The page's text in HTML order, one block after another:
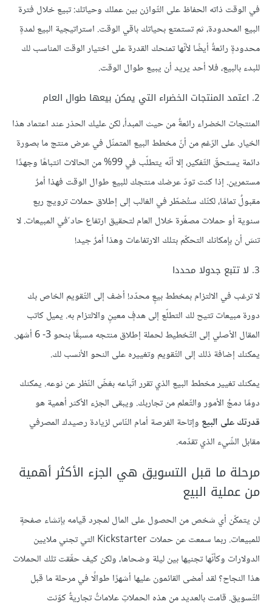
في الوقت ذاته الحفاظ على التّوازن بين عملك وحياتك: تبيع خلال فترة
البيع المحدودة، ثم تستمتع بحياتك باقي الوقت. استراتيجية البيع لمدةٍ
محدودةٍ رائعةٌ أيضًا لأنّها تمنحك القدرة على اختيار الوقت المناسب لك
للبدء بالبيع، فلا أحد يريد أن يبيع طوال الوقت.
2. اعتمد المنتجات الخضراء التي يمكن بيعها طوال العام
المنتجات الخضراء رائعةٌ من حيث المبدأ، لكن عليك الحذر عند اعتماد هذا
الخيار. على الرّغم من أنّ مخطط البيع المتمثّل في عرض منتج ما بصورة
دائمة يستحقّ التّفكير، إلا أنّه يتطلّب في 99% من الحالات انتباهًا وجهدًا
مستمرين. إذا كنت تودّ عرضك منتجك للبيع طوال الوقت فهذا أمرٌ
مقبولٌ تمامًا، لكنّك ستُضطّر في الغالب إلى إطلاق حملات ترويج ربع
سنوية أو حملات مصغّرة خلال العام لتحقيق ارتفاع حاد ّفي المبيعات. لا
تنسَ أن بإمكانك التحكّم بتلك الارتفاعات وهذا أمرٌ جيد!
3. لا تتبع جدولا محددا
لا ترغب في الالتزام بمخطط بيعٍ محدّد! أضف إلى التّقويم الخاص بك
دورة مبيعات تتيح لك التطلّع إلى هدفٍ معينٍ والالتزام به. يميل كاتب
المقال الأصلي إلى التّخطيط لحملة إطلاق منتجه مسبقًا بنحو 3- 6 أشهر.
يمكنك إضافة ذلك إلى التّقويم وتغييره على النحو الأنسب لك.
يمكنك تغيير مخطط البيع الذي تقرر اتّباعه بغضّ النّظر عن نوعه. يمكنك
دومًا دمجُ الأمور والتّعلم من تجاربك. ويبقى الجزء الأكثر أهمية هو
قدرتك على البيع وإتاحة الفرصة أمام النّاس لزيادة رصيدك المصرفي
مقابل الشّيء الذي تقدّمه.
مرحلة ما قبل التسويق هي الجزء الأكثر أهمية
من عملية البيع
لن يتمكّن أي شخص من الحصول على المال لمجرد قيامه بإنشاء صفحةٍ
للمبيعات. ربما سمعت عن حملات Kickstarter التي تجني ملايين
الدولارات وكأنّها تجنيها بين ليلة وضحاها، ولكن كيف حقّقت تلك الحملات
هذا النجاح؟ لقد أمضى القائمون عليها أشهرًا طوالًا في مرحلة ما قبل
التّسويق. قامت بالعديد من هذه الحملاتِ علاماتٌ تجاريةٌ كوّنت